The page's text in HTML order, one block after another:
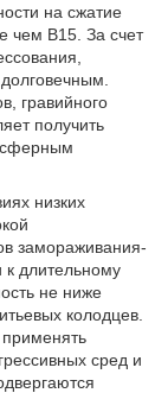
на сжатие
чем В15. За счет
гравийного
получить
низких
замораживания-
к длительному
не ниже
колодцев.
применять
сред и